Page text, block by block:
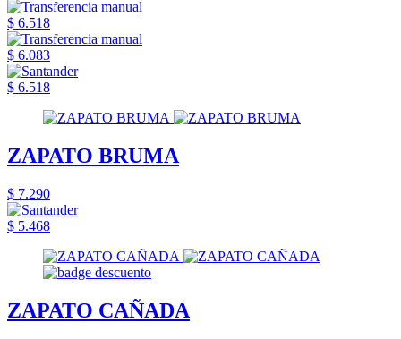
$ 6.518
$ 6.083
$ 6.518
ZAPATO BRUMA
$ 7.290
$ 5.468
ZAPATO CAÑADA